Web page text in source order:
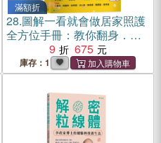
滿額折
28.圖解一看就會做居家照護
全方位手冊：教你翻身．坐
站起身．上下輪椅．步行‧進
食．入浴．如廁與緊急處置
（附示範影片QR碼）
9 675
庫存：1